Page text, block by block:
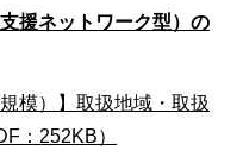
援ネットワーク型）の
模）】取扱地域・取扱
：252KB）